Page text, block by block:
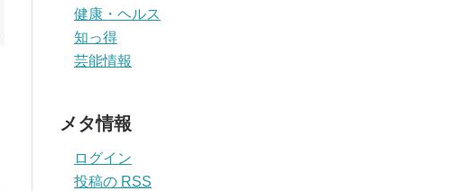
健康・ヘルス
知っ得
芸能情報
メタ情報
ログイン
投稿の RSS